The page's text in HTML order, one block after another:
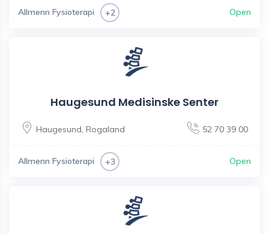
Allmenn Fysioterapi +2 Open
Haugesund Medisinske Senter
Haugesund Rogaland 52 70 39 00
Allmenn Fysioterapi +3 Open